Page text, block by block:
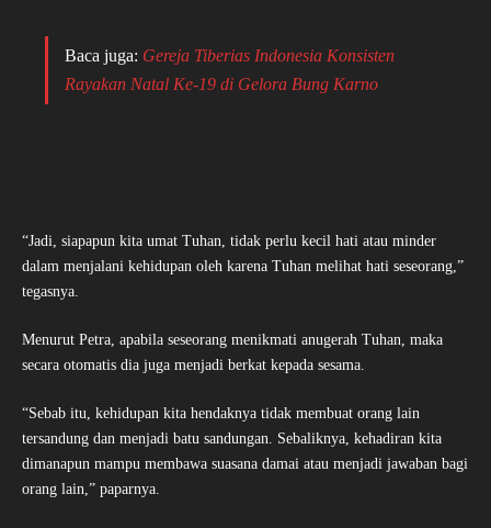
Baca juga: Gereja Tiberias Indonesia Konsisten
Rayakan Natal Ke-19 di Gelora Bung Karno
“Jadi, siapapun kita umat Tuhan, tidak perlu kecil hati atau minder
dalam menjalani kehidupan oleh karena Tuhan melihat hati seseorang,”
tegasnya.
Menurut Petra, apabila seseorang menikmati anugerah Tuhan, maka
secara otomatis dia juga menjadi berkat kepada sesama.
“Sebab itu, kehidupan kita hendaknya tidak membuat orang lain
tersandung dan menjadi batu sandungan. Sebaliknya, kehadiran kita
dimanapun mampu membawa suasana damai atau menjadi jawaban bagi
orang lain,” paparnya.